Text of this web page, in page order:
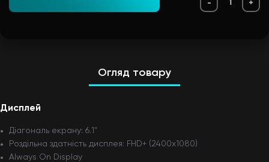
- +
Огляд товару
Дисплей
Діагональ екрану: 6.1"
Роздільна здатність дисплея: FHD+ (2400x1080)
Always On Display